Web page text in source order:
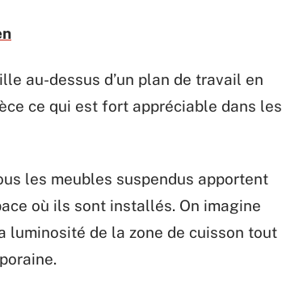
au-dessus d’un plan de travail en
ce qui est fort appréciable dans les
les meubles suspendus apportent
où ils sont installés. On imagine
luminosité de la zone de cuisson tout